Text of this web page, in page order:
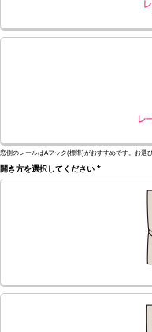
窓側のレールはAフック(標準)がおすすめです。お選
開き方を選択してください
(必